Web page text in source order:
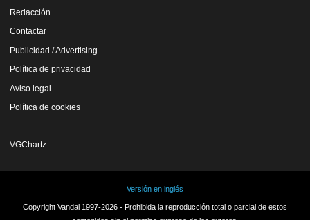
Redacción
Contactar
Publicidad / Advertising
Política de privacidad
Aviso legal
Política de cookies
VGChartz
Versión en inglés
Copyright Vandal 1997-2026 - Prohibida la reproducción total o parcial de estos